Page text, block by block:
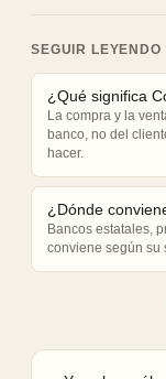
SEGUIR LEYENDO
¿Qué significa
La compra y la
banco, no del
hacer.
¿Dónde
Bancos estatales,
conviene según su